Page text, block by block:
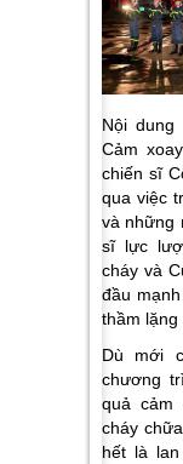
Nội
Cảm
chiến sĩ
qua việc
và những
sĩ lực
cháy và
đầu
thầm lặng
Dù mới
chương
quả cảm
cháy
hết là